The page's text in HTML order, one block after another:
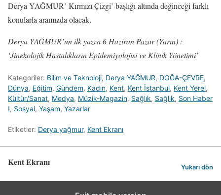
Derya YAĞMUR’ Kırmızı Çizgi’ başlığı altında değinceği farklı
konularla aramızda olacak.
Derya YAĞMUR’un ilk yazısı 6 Haziran Pazar (Yarın) :
‘Jinekolojik Hastalıkların Epidemiyolojisi ve Klinik Yönetimi’
Kategoriler: Bilim ve Teknoloji, Derya YAĞMUR, DOĞA-ÇEVRE,
Dünya, Eğitim, Gündem, Kadın, Kent, Kent İstanbul, Kent Yerel,
Kültür/Sanat, Medya, Müzik-Magazin, Sağlık, Sağlık, Son Haber
!, Sosyal, Yaşam, Yazarlar
Etiketler: Derya yağmur, Kent Ekranı
Kent Ekranı Yukarı dön